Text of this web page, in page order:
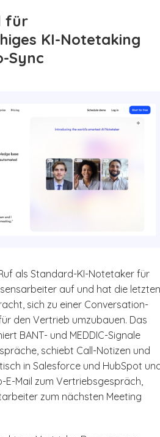
für
KI-Notetaking
Sync
als Standard-KI-Notetaker für
auf und hat die
sich zu einer Conversation-
den Vertrieb umzubauen. Das
BANT- und MEDDIC-Signale
schiebt Call-Notizen und
in Salesforce und HubSpot
E-Mail zum Vertriebsgespräch,
zum nächsten Meeting